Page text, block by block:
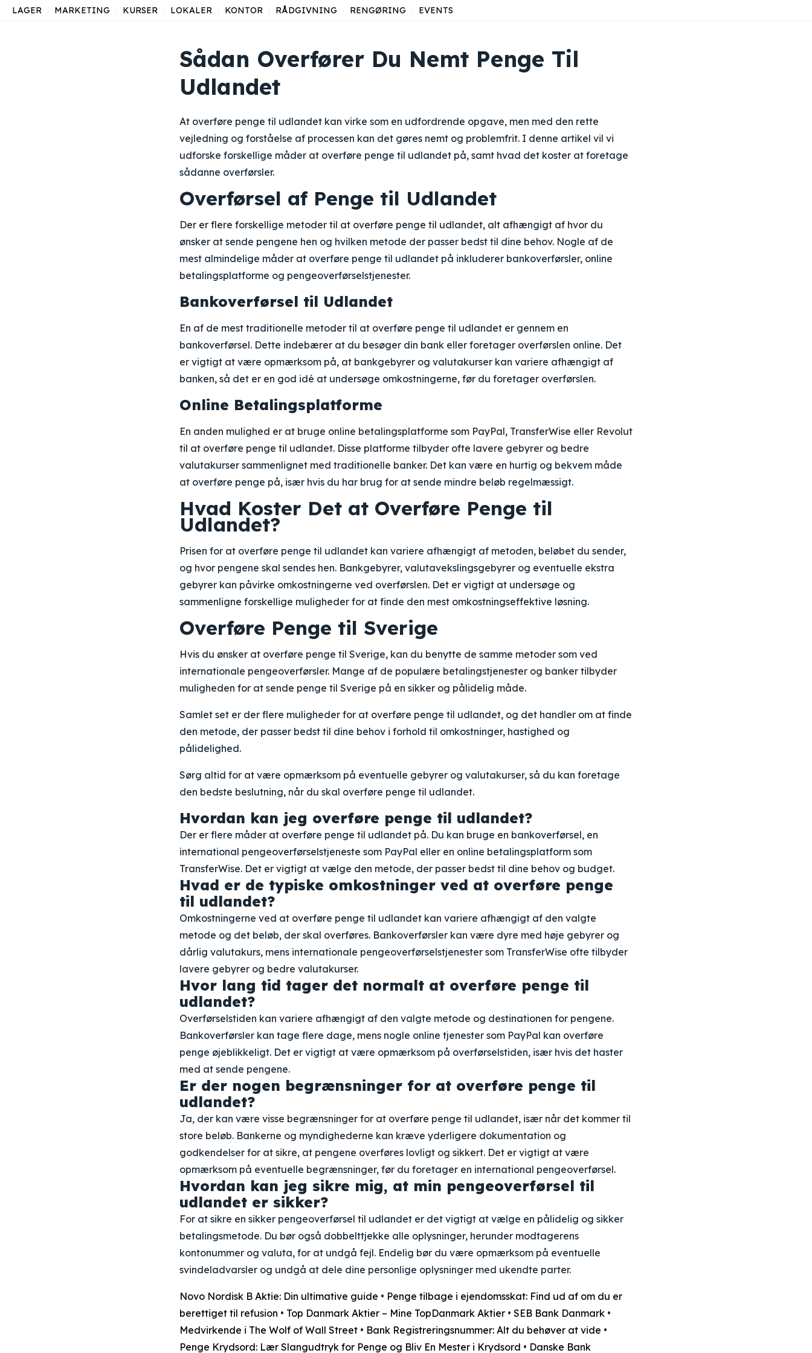
LAGER MARKETING KURSER LOKALER KONTOR RÅDGIVNING RENGØRING EVENTS
Sådan Overfører Du Nemt Penge Til
Udlandet
At overføre penge til udlandet kan virke som en udfordrende opgave, men med den rette
vejledning og forståelse af processen kan det gøres nemt og problemfrit. I denne artikel vil vi
udforske forskellige måder at overføre penge til udlandet på, samt hvad det koster at foretage
sådanne overførsler.
Overførsel af Penge til Udlandet
Der er flere forskellige metoder til at overføre penge til udlandet, alt afhængigt af hvor du
ønsker at sende pengene hen og hvilken metode der passer bedst til dine behov. Nogle af de
mest almindelige måder at overføre penge til udlandet på inkluderer bankoverførsler, online
betalingsplatforme og pengeoverførselstjenester.
Bankoverførsel til Udlandet
En af de mest traditionelle metoder til at overføre penge til udlandet er gennem en
bankoverførsel. Dette indebærer at du besøger din bank eller foretager overførslen online. Det
er vigtigt at være opmærksom på, at bankgebyrer og valutakurser kan variere afhængigt af
banken, så det er en god idé at undersøge omkostningerne, før du foretager overførslen.
Online Betalingsplatforme
En anden mulighed er at bruge online betalingsplatforme som PayPal, TransferWise eller Revolut
til at overføre penge til udlandet. Disse platforme tilbyder ofte lavere gebyrer og bedre
valutakurser sammenlignet med traditionelle banker. Det kan være en hurtig og bekvem måde
at overføre penge på, især hvis du har brug for at sende mindre beløb regelmæssigt.
Hvad Koster Det at Overføre Penge til
Udlandet?
Prisen for at overføre penge til udlandet kan variere afhængigt af metoden, beløbet du sender,
og hvor pengene skal sendes hen. Bankgebyrer, valutavekslingsgebyrer og eventuelle ekstra
gebyrer kan påvirke omkostningerne ved overførslen. Det er vigtigt at undersøge og
sammenligne forskellige muligheder for at finde den mest omkostningseffektive løsning.
Overføre Penge til Sverige
Hvis du ønsker at overføre penge til Sverige, kan du benytte de samme metoder som ved
internationale pengeoverførsler. Mange af de populære betalingstjenester og banker tilbyder
muligheden for at sende penge til Sverige på en sikker og pålidelig måde.
Samlet set er der flere muligheder for at overføre penge til udlandet, og det handler om at finde
den metode, der passer bedst til dine behov i forhold til omkostninger, hastighed og
pålidelighed.
Sørg altid for at være opmærksom på eventuelle gebyrer og valutakurser, så du kan foretage
den bedste beslutning, når du skal overføre penge til udlandet.
Hvordan kan jeg overføre penge til udlandet?
Der er flere måder at overføre penge til udlandet på. Du kan bruge en bankoverførsel, en
international pengeoverførselstjeneste som PayPal eller en online betalingsplatform som
TransferWise. Det er vigtigt at vælge den metode, der passer bedst til dine behov og budget.
Hvad er de typiske omkostninger ved at overføre penge
til udlandet?
Omkostningerne ved at overføre penge til udlandet kan variere afhængigt af den valgte
metode og det beløb, der skal overføres. Bankoverførsler kan være dyre med høje gebyrer og
dårlig valutakurs, mens internationale pengeoverførselstjenester som TransferWise ofte tilbyder
lavere gebyrer og bedre valutakurser.
Hvor lang tid tager det normalt at overføre penge til
udlandet?
Overførselstiden kan variere afhængigt af den valgte metode og destinationen for pengene.
Bankoverførsler kan tage flere dage, mens nogle online tjenester som PayPal kan overføre
penge øjeblikkeligt. Det er vigtigt at være opmærksom på overførselstiden, især hvis det haster
med at sende pengene.
Er der nogen begrænsninger for at overføre penge til
udlandet?
Ja, der kan være visse begrænsninger for at overføre penge til udlandet, især når det kommer til
store beløb. Bankerne og myndighederne kan kræve yderligere dokumentation og
godkendelser for at sikre, at pengene overføres lovligt og sikkert. Det er vigtigt at være
opmærksom på eventuelle begrænsninger, før du foretager en international pengeoverførsel.
Hvordan kan jeg sikre mig, at min pengeoverførsel til
udlandet er sikker?
For at sikre en sikker pengeoverførsel til udlandet er det vigtigt at vælge en pålidelig og sikker
betalingsmetode. Du bør også dobbelttjekke alle oplysninger, herunder modtagerens
kontonummer og valuta, for at undgå fejl. Endelig bør du være opmærksom på eventuelle
svindeladvarsler og undgå at dele dine personlige oplysninger med ukendte parter.
Novo Nordisk B Aktie: Din ultimative guide • Penge tilbage i ejendomsskat: Find ud af om du er
berettiget til refusion • Top Danmark Aktier – Mine TopDanmark Aktier • SEB Bank Danmark •
Medvirkende i The Wolf of Wall Street • Bank Registreringsnummer: Alt du behøver at vide •
Penge Krydsord: Lær Slangudtryk for Penge og Bliv En Mester i Krydsord • Danske Bank